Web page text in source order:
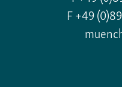
F +49